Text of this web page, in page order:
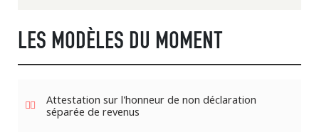
LES MODÈLES DU MOMENT
Attestation sur l'honneur de non déclaration
séparée de revenus